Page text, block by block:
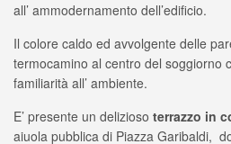
all’ ammodernamento dell’edificio.
Il colore caldo ed avvolgente delle
termocamino al centro del soggiorno
familiarità all’ ambiente.
E’ presente un delizioso terrazzo in
aiuola pubblica di Piazza Garibaldi,